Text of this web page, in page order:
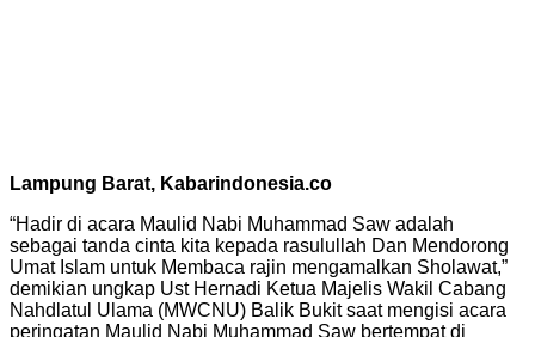
Lampung Barat, Kabarindonesia.co
“Hadir di acara Maulid Nabi Muhammad Saw adalah
sebagai tanda cinta kita kepada rasulullah Dan Mendorong
Umat Islam untuk Membaca rajin mengamalkan Sholawat,”
demikian ungkap Ust Hernadi Ketua Majelis Wakil Cabang
Nahdlatul Ulama (MWCNU) Balik Bukit saat mengisi acara
peringatan Maulid Nabi Muhammad Saw bertempat di